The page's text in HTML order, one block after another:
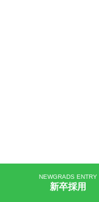
NEWGRADS ENTRY
新卒採用